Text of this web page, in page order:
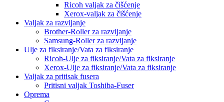
Ricoh valjak za čišćenje
Xerox-valjak za čišćenje
Valjak za razvijanje
Brother-Roller za razvijanje
Samsung-Roller za razvijanje
Ulje za fiksiranje/Vata za fiksiranje
Ricoh-Ulje za fiksiranje/Vata za fiksiranje
Xerox-Ulje za fiksiranje/Vata za fiksiranje
Valjak za pritisak fusera
Pritisni valjak Toshiba-Fuser
Oprema